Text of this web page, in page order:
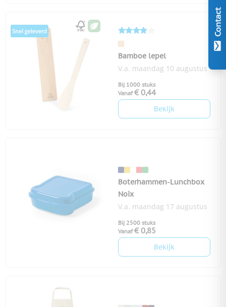
Contact
Bamboe lepel
V.a. maandag 10 augustus
Bij 1000 stuks
Vanaf € 0,44
Bekijk
Boterhammen-Lunchbox
Noix
V.a. maandag 17 augustus
Bij 2500 stuks
Vanaf € 0,85
Bekijk